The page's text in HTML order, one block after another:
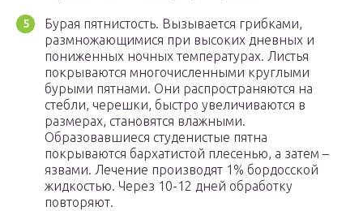
Бурая пятнистость. Вызывается грибками,
размножающимися при высоких дневных и
пониженных ночных температурах. Листья
покрываются многочисленными круглыми
бурыми пятнами. Они распространяются на
стебли, черешки, быстро увеличиваются в
размерах, становятся влажными.
Образовавшиеся студенистые пятна
покрываются бархатистой плесенью, а затем –
язвами. Лечение производят 1% бордосской
жидкостью. Через 10-12 дней обработку
повторяют.